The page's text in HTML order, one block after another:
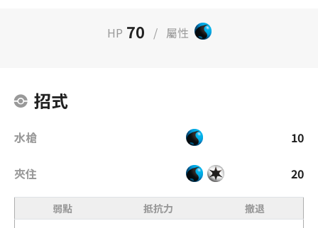
HP 70 / 屬性
招式
水槍 10
夾住 20
弱點 抵抗力 撤退